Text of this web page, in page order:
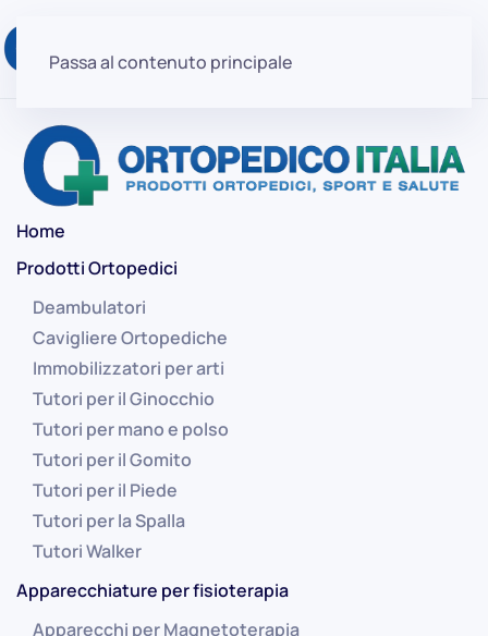
Passa al contenuto principale
Home
Prodotti Ortopedici
Deambulatori
Cavigliere Ortopediche
Immobilizzatori per arti
Tutori per il Ginocchio
Tutori per mano e polso
Tutori per il Gomito
Tutori per il Piede
Tutori per la Spalla
Tutori Walker
Apparecchiature per fisioterapia
Apparecchi per Magnetoterapia